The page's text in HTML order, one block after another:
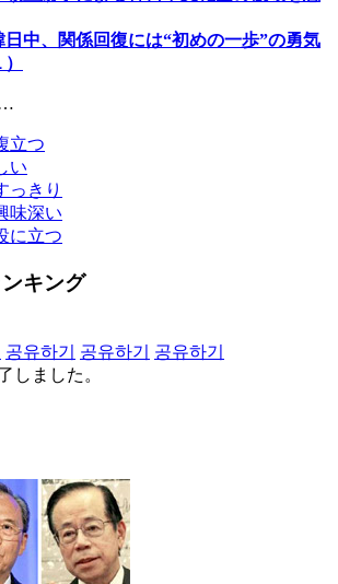
日中、関係回復には“初めの一歩”の勇気
…
立つ
い
っきり
味深い
に立つ
キング
공유하기 공유하기
공유하기
しました。